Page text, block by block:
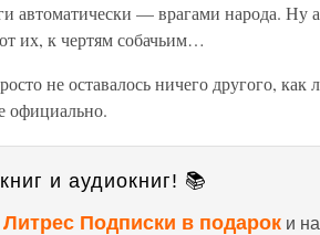
автоматически — врагами народа. Ну
их, к чертям собачьим…
не оставалось ничего другого, как
официально.
и аудиокниг! 📚
Подписки в подарок и